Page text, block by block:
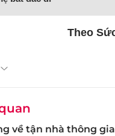
Theo
về tận nhà thông